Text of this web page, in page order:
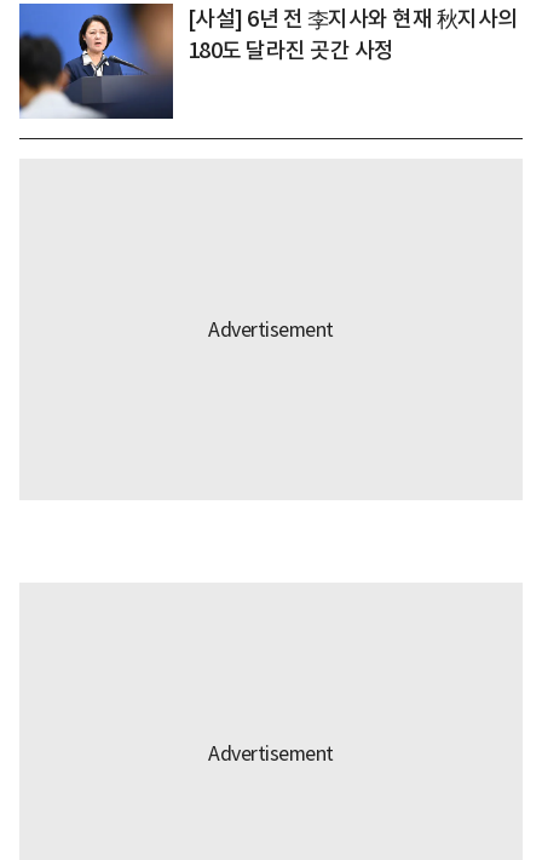
[사설] 6년 전 李지사와 현재 秋지사의
180도 달라진 곳간 사정